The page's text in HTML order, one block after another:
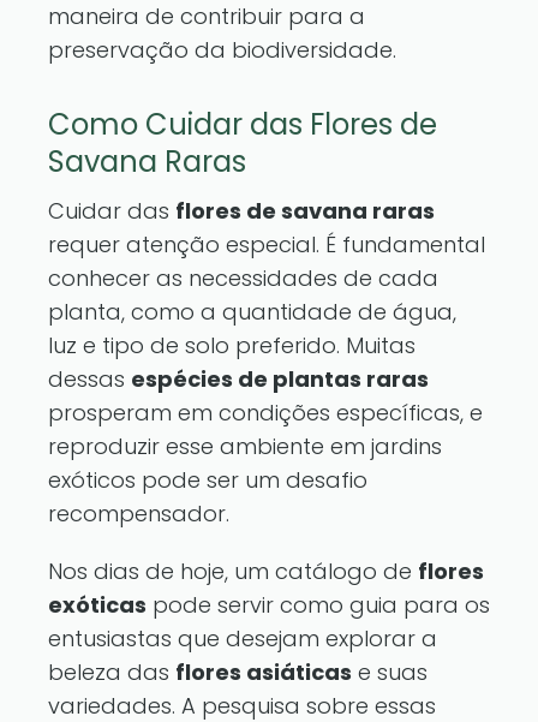
maneira de contribuir para a
preservação da biodiversidade.
Como Cuidar das Flores de
Savana Raras
Cuidar das flores de savana raras
requer atenção especial. É fundamental
conhecer as necessidades de cada
planta, como a quantidade de água,
luz e tipo de solo preferido. Muitas
dessas espécies de plantas raras
prosperam em condições específicas, e
reproduzir esse ambiente em jardins
exóticos pode ser um desafio
recompensador.
Nos dias de hoje, um catálogo de flores
exóticas pode servir como guia para os
entusiastas que desejam explorar a
beleza das flores asiáticas e suas
variedades. A pesquisa sobre essas